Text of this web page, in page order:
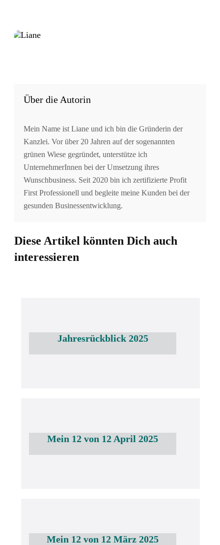
Über die Autorin
Mein Name ist Liane und ich bin die Gründerin der
Kanzlei. Vor über 20 Jahren auf der sogenannten
grünen Wiese gegründet, unterstütze ich
UnternehmerInnen bei der Umsetzung ihres
Wunschbusiness. Seit 2020 bin ich zertifizierte Profit
First Professionell und begleite meine Kunden bei der
gesunden Businessentwicklung.
Diese Artikel könnten Dich auch
interessieren
Jahresrückblick 2025
Mein 12 von 12 April 2025
Mein 12 von 12 März 2025